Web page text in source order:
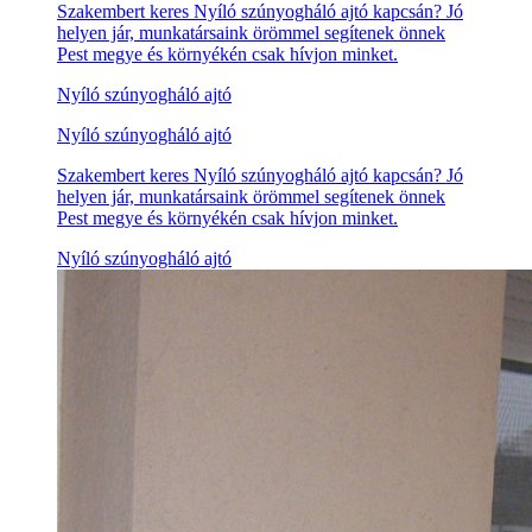
Szakembert keres Nyíló szúnyogháló ajtó kapcsán? Jó
helyen jár, munkatársaink örömmel segítenek önnek
Pest megye és környékén csak hívjon minket.
Nyíló szúnyogháló ajtó
Nyíló szúnyogháló ajtó
Szakembert keres Nyíló szúnyogháló ajtó kapcsán? Jó
helyen jár, munkatársaink örömmel segítenek önnek
Pest megye és környékén csak hívjon minket.
Nyíló szúnyogháló ajtó